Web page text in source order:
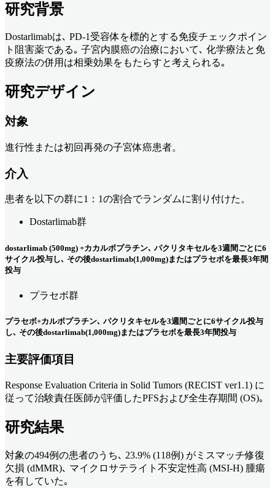
研究背景
Dostarlimabは､ PD-1受容体を標的とする免疫チェックポイン
ト阻害薬である｡ 子宮内膜癌の治療において､ 化学療法と免
疫療法の併用は相乗効果をもたらすと考えられる｡
研究デザイン
対象
進行性または初回再発の子宮体癌患者。
介入
患者を以下の群に1：1の割合でランダムに割り付けた。
Dostarlimab群
dostarlimab (500mg) +カカルボプラチン､ パクリタキセルを3週間ごとに6
サイクル投与し､ その後dostarlimab(1,000mg)またはプラセボを最長3年間
投与
プラセボ群
プラセボ+カルボプラチン､ パクリタキセルを3週間ごとに6サイクル投与
し､ その後dostarlimab(1,000mg)またはプラセボを最長3年間投与
主要評価項目
Response Evaluation Criteria in Solid Tumors (RECIST ver1.1) に
従って治験責任医師が評価したPFSおよび全生存期間 (OS)｡
研究結果
対象の494例の患者のうち､ 23.9% (118例) がミスマッチ修復
欠損 (dMMR)､ マイクロサテライト不安定性高 (MSI-H) 腫瘍
を有していた｡